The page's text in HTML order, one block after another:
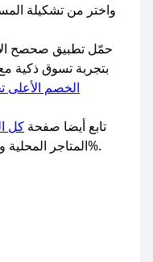
واختر من تشكيلة
حمّل تطبيق صحصح
بتجربة تسوق ذكية
الخصم الأعلى
تابع أيضا صفحة كل
المتاجر المحليةفعالة 100%.